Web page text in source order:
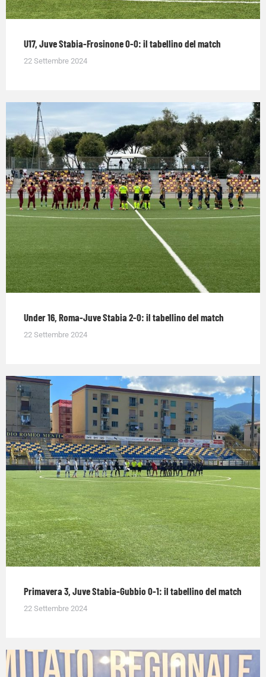
U17, Juve Stabia-Frosinone 0-0: il tabellino del match
22 Settembre 2024
Under 16, Roma-Juve Stabia 2-0: il tabellino del match
22 Settembre 2024
Primavera 3, Juve Stabia-Gubbio 0-1: il tabellino del match
22 Settembre 2024